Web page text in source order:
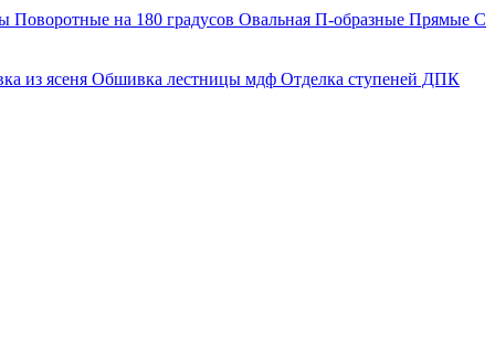
Поворотные на 180 градусов Овальная П-образные Прямые С
из ясеня Обшивка лестницы мдф Отделка ступеней ДПК